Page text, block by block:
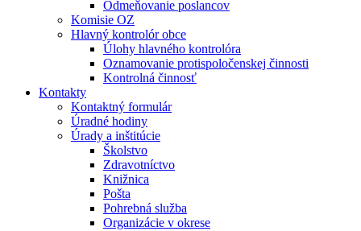
Odmeňovanie poslancov
Komisie OZ
Hlavný kontrolór obce
Úlohy hlavného kontrolóra
Oznamovanie protispoločenskej činnosti
Kontrolná činnosť
Kontakty
Kontaktný formulár
Úradné hodiny
Úrady a inštitúcie
Školstvo
Zdravotníctvo
Knižnica
Pošta
Pohrebná služba
Organizácie v okrese